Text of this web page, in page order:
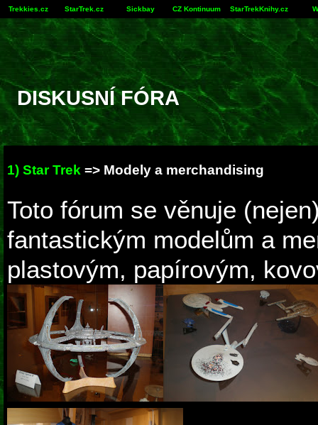
Trekkies.cz StarTrek.cz Sickbay CZ Kontinuum StarTrekKnihy.cz
DISKUSNÍ FÓRA
1) Star Trek => Modely a merchandising
Toto fórum se věnuje
fantastickým modelům a
plastovým, papírovým,